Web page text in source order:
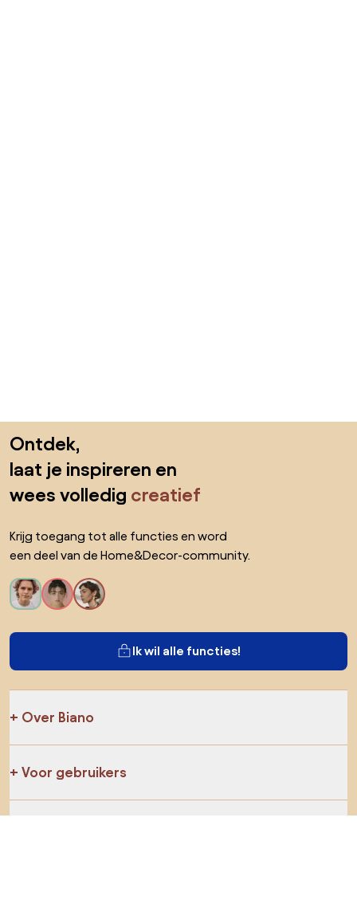
Ontdek,
laat je inspireren en
wees volledig creatief
Krijg toegang tot alle functies en word
een deel van de Home&Decor-community.
Ik wil alle functies!
Over Biano
Voor gebruikers